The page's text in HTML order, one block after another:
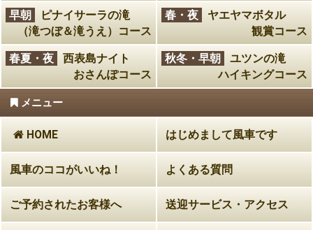
早朝
ピナイサーラの滝
（滝つぼ＆滝うえ）コース
春・夜
ヤエヤマボタル
観賞コース
春夏・夜
西表島ナイト
おさんぽコース
秋冬・早朝
ユツンの滝
ハイキングコース
メニュー
HOME はじめまして風車です
風車のココがいいね！ よくある質問
ご予約されたお客様へ 送迎サービス・アクセス